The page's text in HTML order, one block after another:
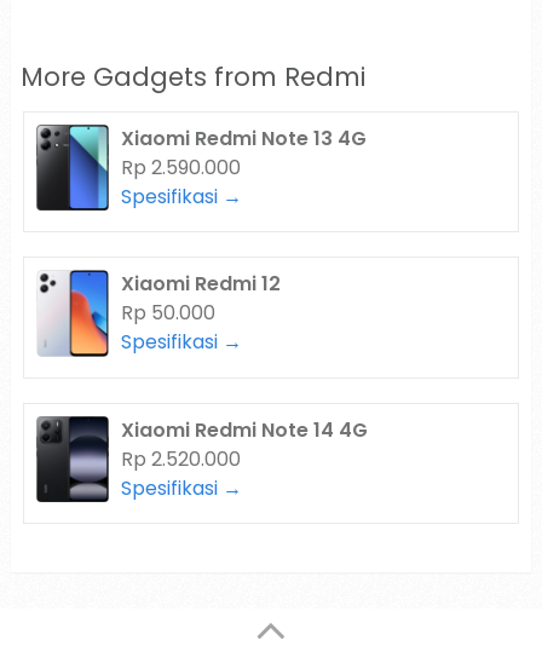
More Gadgets from Redmi
Xiaomi Redmi Note 13 4G
Rp 2.590.000
Spesifikasi →
Xiaomi Redmi 12
Rp 50.000
Spesifikasi →
Xiaomi Redmi Note 14 4G
Rp 2.520.000
Spesifikasi →